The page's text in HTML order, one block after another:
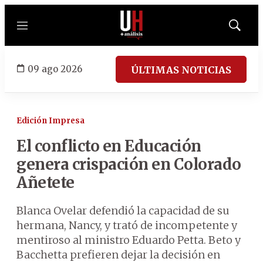
Menú
Mostrar
09 ago 2026 ÚLTIMAS NOTICIAS
Edición Impresa
El conflicto en Educación
genera crispación en Colorado
Añetete
Blanca Ovelar defendió la capacidad de su
hermana, Nancy, y trató de incompetente y
mentiroso al ministro Eduardo Petta. Beto y
Bacchetta prefieren dejar la decisión en